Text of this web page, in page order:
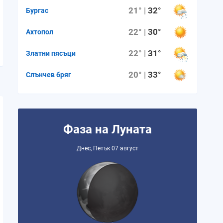
Бургас 21° |32°
Ахтопол 22° |30°
Златни пясъци 22° |31°
Слънчев бряг 20° |33°
Фаза на Луната
Днес, Петък 07 август